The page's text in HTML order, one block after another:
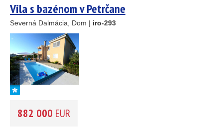
Vila s bazénom v Petrčane
Severná Dalmácia, Dom | iro-293
882 000 EUR